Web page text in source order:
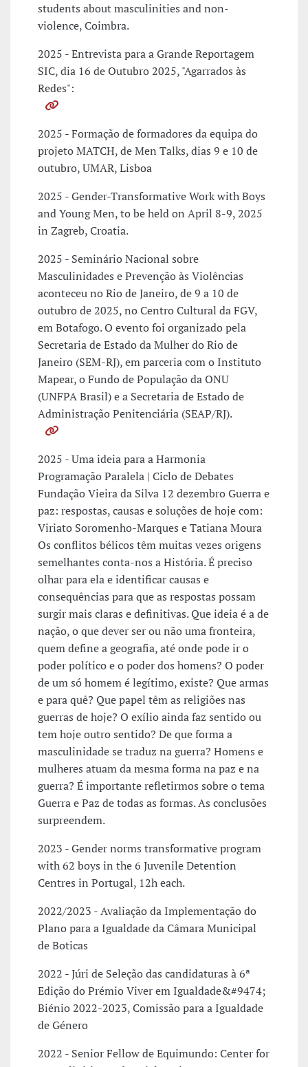
students about masculinities and non-
violence, Coimbra.
2025 - Entrevista para a Grande Reportagem
SIC, dia 16 de Outubro 2025, "Agarrados às
Redes":
2025 - Formação de formadores da equipa do
projeto MATCH, de Men Talks, dias 9 e 10 de
outubro, UMAR, Lisboa
2025 - Gender-Transformative Work with Boys
and Young Men, to be held on April 8-9, 2025
in Zagreb, Croatia.
2025 - Seminário Nacional sobre
Masculinidades e Prevenção às Violências
aconteceu no Rio de Janeiro, de 9 a 10 de
outubro de 2025, no Centro Cultural da FGV,
em Botafogo. O evento foi organizado pela
Secretaria de Estado da Mulher do Rio de
Janeiro (SEM-RJ), em parceria com o Instituto
Mapear, o Fundo de População da ONU
(UNFPA Brasil) e a Secretaria de Estado de
Administração Penitenciária (SEAP/RJ).
2025 - Uma ideia para a Harmonia
Programação Paralela | Ciclo de Debates
Fundação Vieira da Silva 12 dezembro Guerra e
paz: respostas, causas e soluções de hoje com:
Viriato Soromenho-Marques e Tatiana Moura
Os conflitos bélicos têm muitas vezes origens
semelhantes conta-nos a História. É preciso
olhar para ela e identificar causas e
consequências para que as respostas possam
surgir mais claras e definitivas. Que ideia é a de
nação, o que dever ser ou não uma fronteira,
quem define a geografia, até onde pode ir o
poder político e o poder dos homens? O poder
de um só homem é legítimo, existe? Que armas
e para quê? Que papel têm as religiões nas
guerras de hoje? O exílio ainda faz sentido ou
tem hoje outro sentido? De que forma a
masculinidade se traduz na guerra? Homens e
mulheres atuam da mesma forma na paz e na
guerra? É importante refletirmos sobre o tema
Guerra e Paz de todas as formas. As conclusões
surpreendem.
2023 - Gender norms transformative program
with 62 boys in the 6 Juvenile Detention
Centres in Portugal, 12h each.
2022/2023 - Avaliação da Implementação do
Plano para a Igualdade da Câmara Municipal
de Boticas
2022 - Júri de Seleção das candidaturas à 6ª
Edição do Prémio Viver em Igualdade&#9474;
Biénio 2022-2023, Comissão para a Igualdade
de Género
2022 - Senior Fellow de Equimundo: Center for